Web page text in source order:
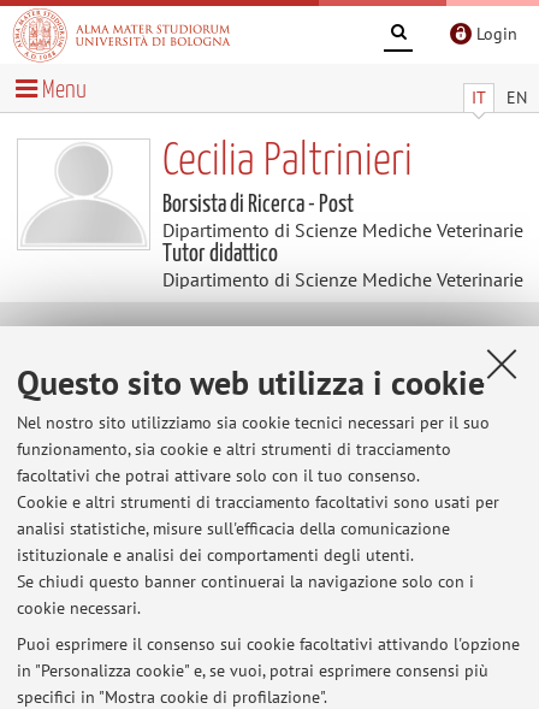
Questo sito web utilizza i cookie
Nel nostro sito utilizziamo sia cookie tecnici necessari per il suo
funzionamento, sia cookie e altri strumenti di tracciamento
facoltativi che potrai attivare solo con il tuo consenso.
Cookie e altri strumenti di tracciamento facoltativi sono usati per
analisi statistiche, misure sull'efficacia della comunicazione
istituzionale e analisi dei comportamenti degli utenti.
Se chiudi questo banner continuerai la navigazione solo con i
cookie necessari.
Puoi esprimere il consenso sui cookie facoltativi attivando l'opzione
in "Personalizza cookie" e, se vuoi, potrai esprimere consensi più
specifici in "Mostra cookie di profilazione".
Login
IT EN
Menu
Cecilia Paltrinieri
Borsista di Ricerca - Post
Dipartimento di Scienze Mediche Veterinarie
Tutor didattico
Dipartimento di Scienze Mediche Veterinarie
E-mail: cecilia.paltrinieri3@unibo.it
Dipartimento di Scienze Mediche Veterinarie
Via Tolara di Sopra 50, Ozzano dell'Emilia -
Vai alla
mappa
Ultimi avvisi